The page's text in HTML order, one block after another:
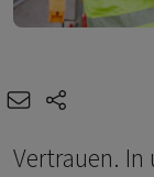
e-mail
Vertrauen. In